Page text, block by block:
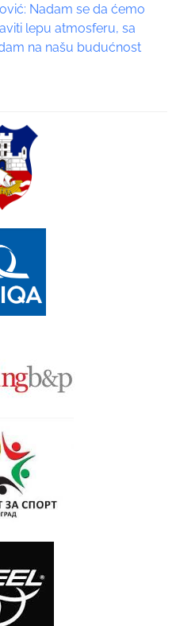
Nadam se da ćemo
lepu atmosferu, sa
na našu budućnost